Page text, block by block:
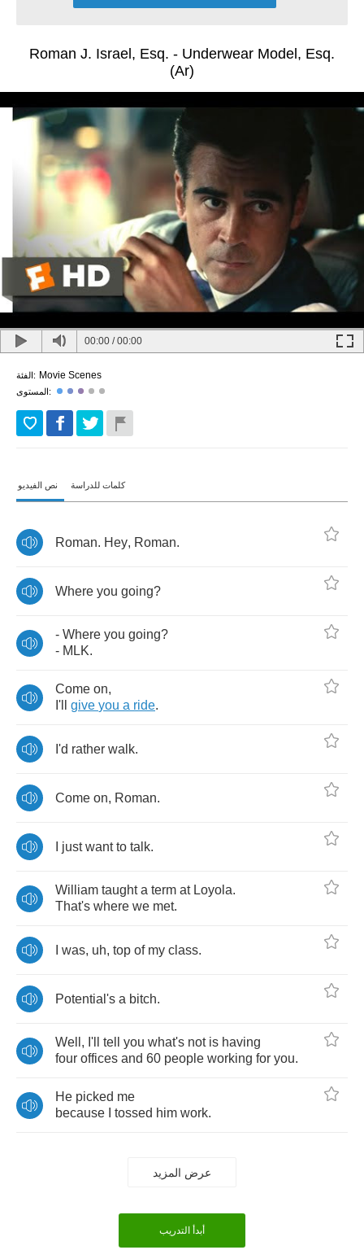
Roman J. Israel, Esq. - Underwear Model, Esq.
(Ar)
00:00 /00:00
الفئة: Movie Scenes
المستوى:
نص الفيديو كلمات للدراسة
Roman. Hey, Roman.
Where you going?
- Where you going?
- MLK.
Come on,
I'll
give you a ride.
I'd rather walk.
Come on, Roman.
just want to talk.
William taught a term at Loyola.
That's where we met.
was, uh, top of my class.
Potential's a bitch.
Well , I'll tell you what's not is having
four offices and 60 people working for you.
He picked me
because
tossed him work.
عرض المزيد
أبدأ التدريب